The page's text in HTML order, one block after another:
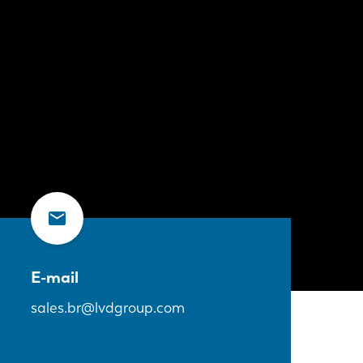
E-mail
sales.br@lvdgroup.com